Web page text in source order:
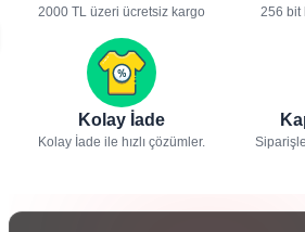
2000 TL üzeri ücretsiz kargo 256 bit
Kolay İade
Kolay İade ile hızlı çözümler.